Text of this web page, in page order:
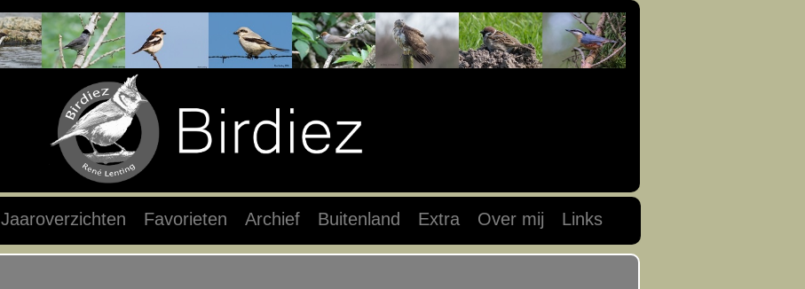
Jaaroverzichten Favorieten Archief Buitenland Extra Over mij Links